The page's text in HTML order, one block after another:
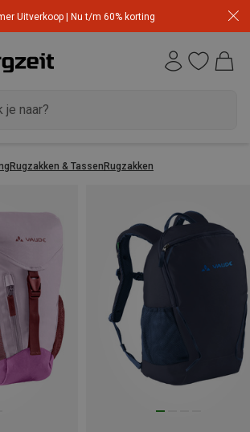
Uitverkoop | Nu t/m 60% korting
Rugzakken & TassenRugzakken